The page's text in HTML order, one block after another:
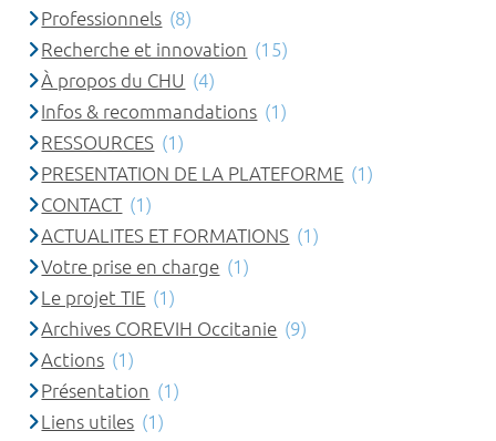
Professionnels (8)
Recherche et innovation (15)
À propos du CHU (4)
Infos & recommandations (1)
RESSOURCES (1)
PRESENTATION DE LA PLATEFORME (1)
CONTACT (1)
ACTUALITES ET FORMATIONS (1)
Votre prise en charge (1)
Le projet TIE (1)
Archives COREVIH Occitanie (9)
Actions (1)
Présentation (1)
Liens utiles (1)